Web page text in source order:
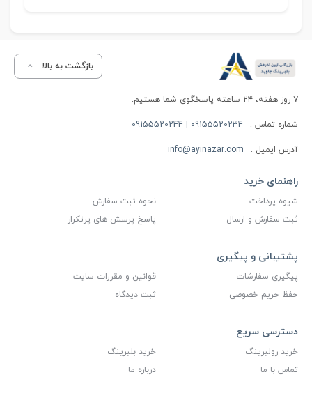
بازگشت به بالا
۷ روز هفته، ۲۴ ساعته پاسخگوی شما هستیم.
شماره تماس : 09155520234 | 09155520244
آدرس ایمیل : info@ayinazar.com
راهنمای خرید
شیوه پرداخت
نحوه ثبت سفارش
ثبت سفارش و ارسال
پاسخ پرسش های پرتکرار
پشتیبانی و پیگیری
پیگیری سفارشات
قوانین و مقررات سایت
حفظ حریم خصوصی
ثبت دیدگاه
دسترسی سریع
خرید رولبرینگ
خرید بلبرینگ
تماس با ما
درباره ما